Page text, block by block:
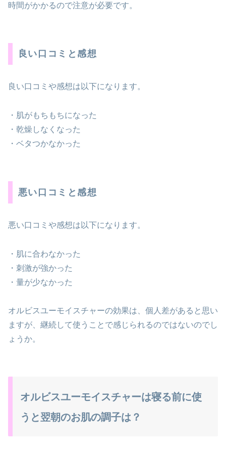
時間がかかるので注意が必要です。
良い口コミと感想
良い口コミや感想は以下になります。
・肌がもちもちになった
・乾燥しなくなった
・ベタつかなかった
悪い口コミと感想
悪い口コミや感想は以下になります。
・肌に合わなかった
・刺激が強かった
・量が少なかった
オルビスユーモイスチャーの効果は、個人差があると思い
ますが、継続して使うことで感じられるのではないのでし
ょうか。
オルビスユーモイスチャーは寝る前に使
うと翌朝のお肌の調子は？